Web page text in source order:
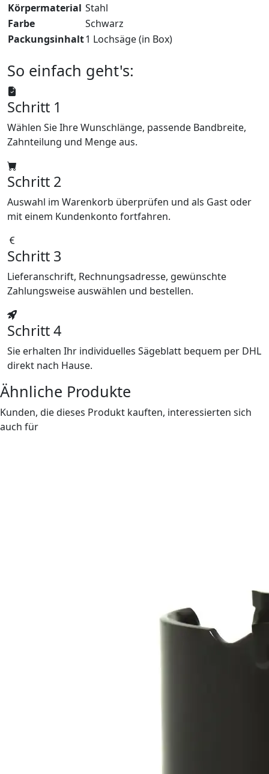
Körpermaterial Stahl
Farbe
Schwarz
Packungsinhalt1 Lochsäge (in Box)
So einfach geht's:
Schritt 1
Wählen Sie Ihre Wunschlänge, passende Bandbreite,
Zahnteilung und Menge aus.
Schritt 2
Auswahl im Warenkorb überprüfen und als Gast oder
mit einem Kundenkonto fortfahren.
Schritt 3
Lieferanschrift, Rechnungsadresse, gewünschte
Zahlungsweise auswählen und bestellen.
Schritt 4
Sie erhalten Ihr individuelles Sägeblatt bequem per DHL
direkt nach Hause.
Ähnliche Produkte
Kunden, die dieses Produkt kauften, interessierten sich
auch für